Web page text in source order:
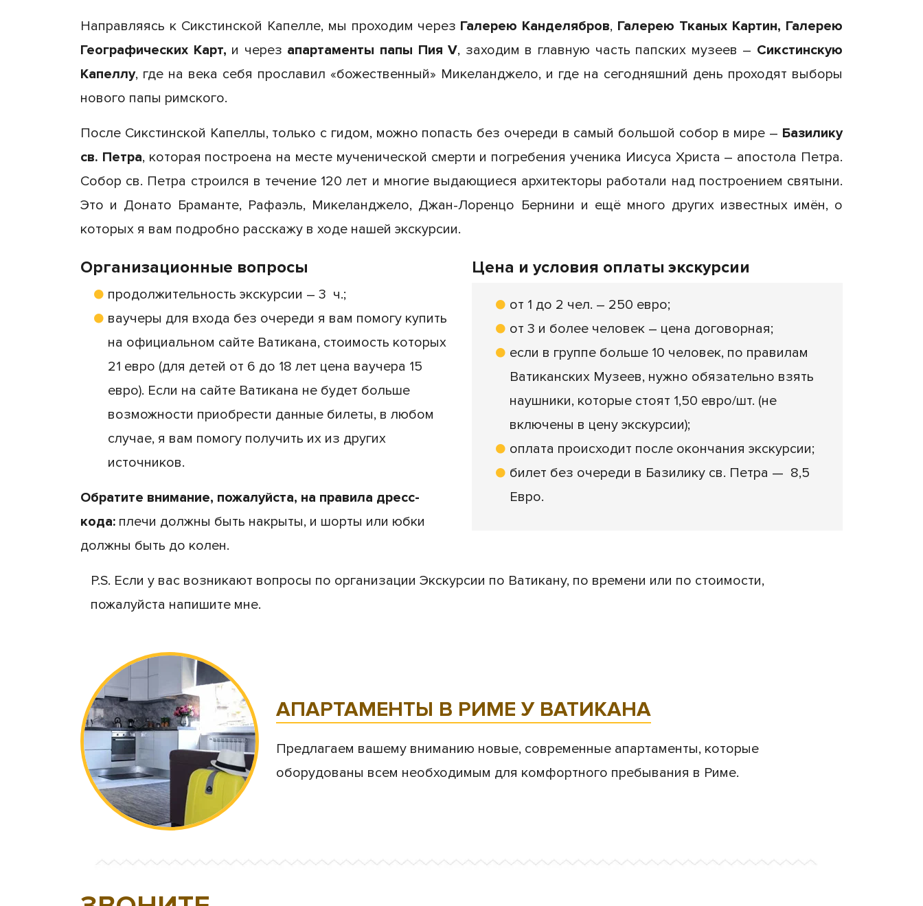
Направляясь к Сикстинской Капелле, мы проходим через Галерею Канделябров, Галерею Тканых Картин, Галерею
Географических Карт, и через апартаменты папы Пия V, заходим в главную часть папских музеев – Сикстинскую
Капеллу, где на века себя прославил «божественный» Микеланджело, и где на сегодняшний день проходят выборы
нового папы римского.
После Сикстинской Капеллы, только с гидом, можно попасть без очереди в самый большой собор в мире – Базилику
св. Петра, которая построена на месте мученической смерти и погребения ученика Иисуса Христа – апостола Петра.
Собор св. Петра строился в течение 120 лет и многие выдающиеся архитекторы работали над построением святыни.
Это и Донато Браманте, Рафаэль, Микеланджело, Джан-Лоренцо Бернини и ещё много других известных имён, о
которых я вам подробно расскажу в ходе нашей экскурсии.
Организационные вопросы
продолжительность экскурсии – 3 ч.;
ваучеры для входа без очереди я вам помогу купить
на официальном сайте Ватикана, стоимость которых
21 евро (для детей от 6 до 18 лет цена ваучера 15
евро). Если на сайте Ватикана не будет больше
возможности приобрести данные билеты, в любом
случае, я вам помогу получить их из других
источников.
Обратите внимание, пожалуйста, на правила дресс-
кода: плечи должны быть накрыты, и шорты или юбки
должны быть до колен.
Цена и условия оплаты экскурсии
от 1 до 2 чел. – 250 евро;
от 3 и более человек – цена договорная;
если в группе больше 10 человек, по правилам
Ватиканских Музеев, нужно обязательно взять
наушники, которые стоят 1,50 евро/шт. (не
включены в цену экскурсии);
оплата происходит после окончания экскурсии;
билет без очереди в Базилику св. Петра — 8,5
Евpo.
P.S. Если у вас возникают вопросы по организации Экскурсии по Ватикану, по времени или по стоимости,
пожалуйста напишите мне.
АПАРТАМЕНТЫ В РИМЕ У ВАТИКАНА
Предлагаем вашему вниманию новые, современные апартаменты, которые
оборудованы всем необходимым для комфортного пребывания в Риме.